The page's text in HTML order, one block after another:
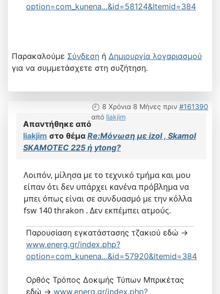
option=com_kunena...&id=58124&Itemid=384
Παρακαλούμε Σύνδεση ή Δημιουργία λογαριασμού
για να συμμετάσχετε στη συζήτηση.
8 Χρόνια 8 Μήνες πριν #161390
από liakjim
Απαντήθηκε από
liakjim στο θέμα Re:Μόνωση με izol , Skamol
SKAMOTEC 225 ή ytong?
Λοιπόν, μίλησα με το τεχνικό τμήμα και μου
είπαν ότι δεν υπάρχει κανένα πρόβλημα να
μπει όπως είναι σε συνδυασμό με την κόλλα
fsw 140 thrakon . Δεν εκπέμπει ατμούς.
Παρουσίαση εγκατάστασης τζακιού εδώ ->
www.energ.gr/index.php?
option=com_kunena...&id=57920&Itemid=384
Ορθός Τρόπος Δοκιμής Τύπων Μπρικέτας
εδώ -> www.energ.gr/index.php?